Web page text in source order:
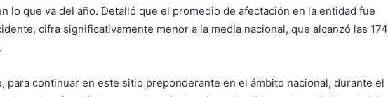
lo que va del año. Detalló que el promedio de afectación en la entidad fue
cifra significativamente menor a la media nacional, que alcanzó las 174
para continuar en este sitio preponderante en el ámbito nacional, durante el